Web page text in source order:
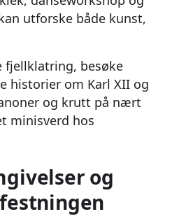
utforske både kunst,
fjellklatring, besøke
historier om Karl XII og
og krutt på nært
minisverd hos
og